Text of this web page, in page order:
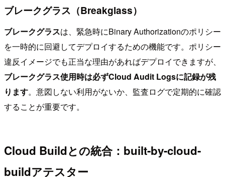
ブレークグラス（Breakglass）
ブレークグラスは、緊急時にBinary Authorizationのポリシー
を一時的に回避してデプロイするための機能です。ポリシー
違反イメージでも正当な理由があればデプロイできますが、
ブレークグラス使用時は必ずCloud Audit Logsに記録が残
ります。意図しない利用がないか、監査ログで定期的に確認
することが重要です。
Cloud Buildとの統合：built-by-cloud-
buildアテスター